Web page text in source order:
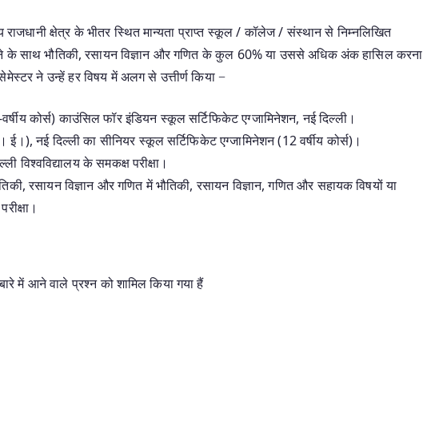
राजधानी क्षेत्र के भीतर स्थित मान्यता प्राप्त स्कूल / कॉलेज / संस्थान से निम्नलिखित
के साथ भौतिकी, रसायन विज्ञान और गणित के कुल 60% या उससे अधिक अंक हासिल करना
ने उन्हें हर विषय में अलग से उत्तीर्ण किया −
कोर्स) काउंसिल फॉर इंडियन स्कूल सर्टिफिकेट एग्जामिनेशन, नई दिल्ली।
ई।), नई दिल्ली का सीनियर स्कूल सर्टिफिकेट एग्जामिनेशन (12 वर्षीय कोर्स)।
विश्वविद्यालय के समकक्ष परीक्षा।
रसायन विज्ञान और गणित में भौतिकी, रसायन विज्ञान, गणित और सहायक विषयों या
में आने वाले प्रश्न को शामिल किया गया हैं